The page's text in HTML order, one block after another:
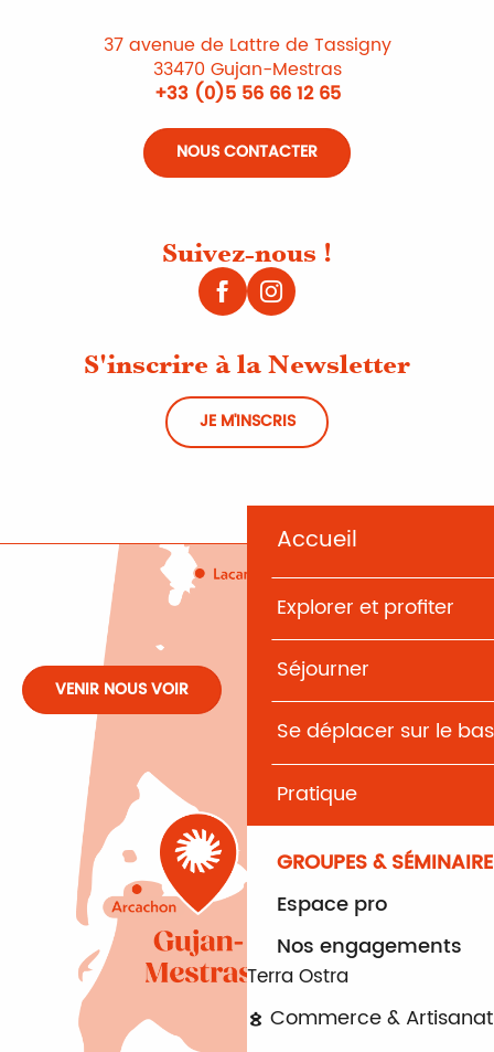
Accueil
Explorer et profiter
Séjourner
Se déplacer sur le
Pratique
GROUPES &
Espace pro
Nos engagements
Terra Ostra
Commerce & Artisanat
37 avenue de Lattre de Tassigny
33470 Gujan-Mestras
+33 (0)5 56 66 12 65
NOUS CONTACTER
Suivez-nous !
S'inscrire à la Newsletter
JE M'INSCRIS
VENIR NOUS VOIR